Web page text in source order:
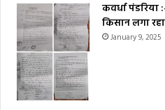
कवर्धा
किसान लगा
January 9, 2025